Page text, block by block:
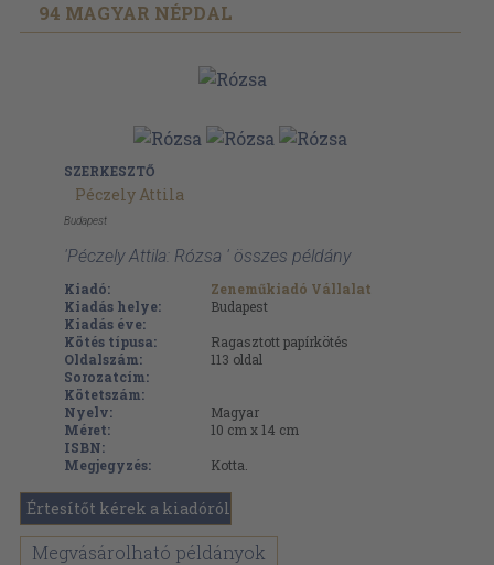
94 MAGYAR NÉPDAL
SZERKESZTŐ
Péczely Attila
Budapest
'Péczely Attila: Rózsa ' összes példány
Kiadó:
Zeneműkiadó Vállalat
Kiadás helye:
Budapest
Kiadás éve:
Kötés típusa:
Ragasztott papírkötés
Oldalszám:
113 oldal
Sorozatcím:
Kötetszám:
Nyelv:
Magyar
Méret:
10 cm x 14 cm
ISBN:
Megjegyzés:
Kotta.
Értesítőt kérek a kiadóról
Megvásárolható példányok